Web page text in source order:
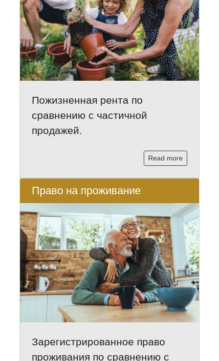
Пожизненная рента по
сравнению с частичной
продажей.
Read more
Право на проживание
Зарегистрированное право
проживания по сравнению с